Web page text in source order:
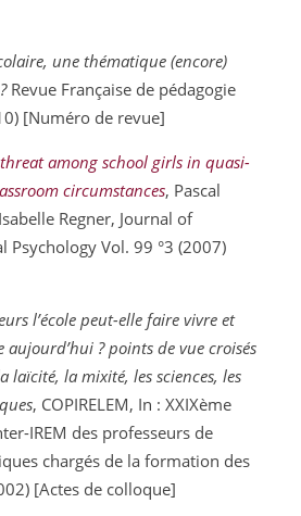
une thématique (encore)
Revue Française de pédagogie
[Numéro de revue]
among school girls in quasi-
circumstances, Pascal
Regner, Journal of
Psychology Vol. 99 °3 (2007)
l’école peut-elle faire vivre et
aujourd’hui ? points de vue croisés
laïcité, la mixité, les sciences, les
, COPIRELEM, In : XXIXème
IREM des professeurs de
chargés de la formation des
[Actes de colloque]